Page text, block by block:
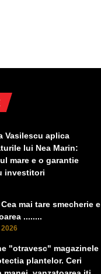
Vasilescu aplica
lui Nea Marin:
mare e o garantie
investitori
mai tare smecherie e
........
"otravesc" magazinele
plantelor. Ceri